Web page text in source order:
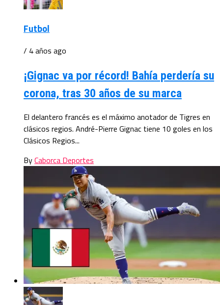
Futbol
/ 4 años ago
¡Gignac va por récord! Bahía perdería su
corona, tras 30 años de su marca
El delantero francés es el máximo anotador de Tigres en
clásicos regios. André-Pierre Gignac tiene 10 goles en los
Clásicos Regios...
ByCaborca Deportes